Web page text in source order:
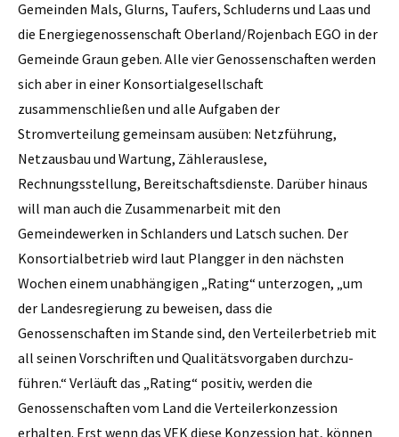
Gemeinden Mals, Glurns, Taufers, Schluderns und Laas und
die Energiegenossenschaft Oberland/Rojenbach EGO in der
Gemeinde Graun geben. Alle vier Genossenschaften werden
sich aber in einer Konsortialgesellschaft
zusammenschließen und alle Aufgaben der
Stromverteilung gemeinsam ausüben: Netzführung,
Netzausbau und Wartung, ­Zählerauslese,
Rechnungsstellung, Bereitschaftsdienste. Darüber hinaus
will man auch die Zusammenarbeit mit den
Gemeindewerken in Schlanders und Latsch suchen. Der
Konsortialbetrieb wird laut Plangger in den nächsten
Wochen einem unabhängigen „Rating“ unterzogen, „um
der Landesregierung zu beweisen, dass die
Genossenschaften im Stande sind, den Verteilerbetrieb mit
all seinen Vorschriften und Qualitätsvorgaben durchzu­
führen.“ Verläuft das „Rating“ positiv, werden die
Genossenschaften vom Land die Verteilerkonzession
erhalten. Erst wenn das VEK diese Konzession hat, können